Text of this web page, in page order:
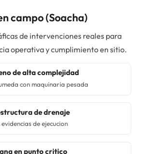
campo (Soacha)
de intervenciones reales para
operativa y cumplimiento en sitio.
de alta complejidad
con maquinaria pesada
de drenaje
de ejecucion
en punto critico